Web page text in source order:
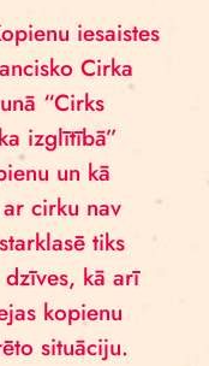
iesaistes
Cirka
“Cirks
izglītībā”
un kā
cirku nav
tiks
kā arī
kopienu
situāciju.